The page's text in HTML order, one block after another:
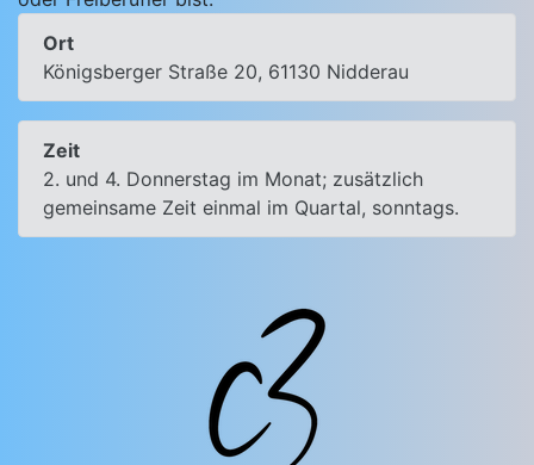
Ort
Königsberger Straße 20, 61130 Nidderau
Zeit
2. und 4. Donnerstag im Monat; zusätzlich
gemeinsame Zeit einmal im Quartal, sonntags.